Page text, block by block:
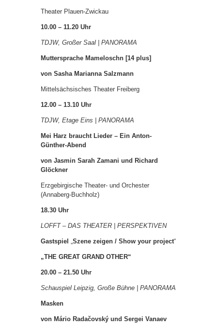
Theater Plauen-Zwickau
10.00 – 11.20 Uhr
TDJW, Großer Saal | PANORAMA
Muttersprache Mameloschn [14 plus]
von Sasha Marianna Salzmann
Mittelsächsisches Theater Freiberg
12.00 – 13.10 Uhr
TDJW, Etage Eins | PANORAMA
Mei Harz braucht Lieder – Ein Anton-
Günther-Abend
von Jasmin Sarah Zamani und Richard
Glöckner
Erzgebirgische Theater- und Orchester
(Annaberg-Buchholz)
18.30 Uhr
LOFFT – DAS THEATER | PERSPEKTIVEN
Gastspiel Szene zeigen / Show your project“
„THE GREAT GRAND OTHER“
20.00 – 21.50 Uhr
Schauspiel Leipzig, Große Bühne | PANORAMA
Masken
von Mário Radačovský und Sergei Vanaev